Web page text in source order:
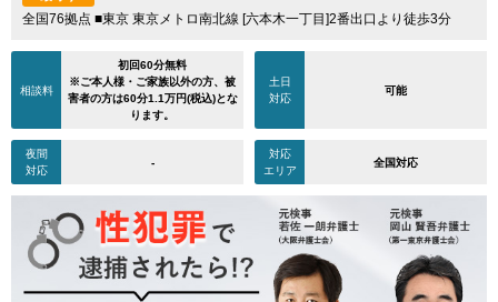
全国76拠点 ■東京 東京メトロ南北線 [六本木一丁目]2番出口より徒歩3分
相談料
初回60分無料
※ご本人様・ご家族以外の方、被
害者の方は60分1.1万円(税込)とな
ります。
土日
対応
可能
夜間
対応
-
対応
エリア
全国対応